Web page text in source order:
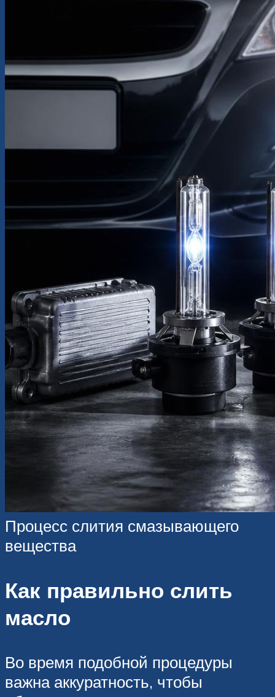
Процесс слития смазывающего
вещества
Как правильно слить
масло
Во время подобной процедуры
важна аккуратность, чтобы